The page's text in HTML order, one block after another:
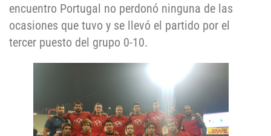
encuentro Portugal no perdonó ninguna de las
ocasiones que tuvo y se llevó el partido por el
tercer puesto del grupo 0-10.